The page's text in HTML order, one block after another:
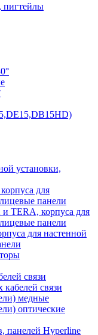
установки,
для
панели
TERA, корпуса для
панели
для настенной
связи
связи
медные
оптические
панелей Hyperline